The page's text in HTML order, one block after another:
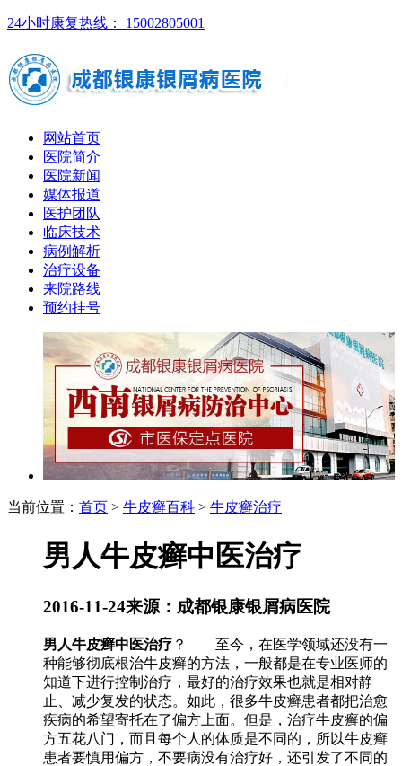
24小时康复热线： 15002805001
网站首页
医院简介
医院新闻
媒体报道
医护团队
临床技术
病例解析
治疗设备
来院路线
预约挂号
当前位置： 首页 > 牛皮癣百科 > 牛皮癣治疗
男人牛皮癣中医治疗
2016-11-24来源：成都银康银屑病医院
男人牛皮癣中医治疗 ？ 至今，在医学领域还没有一
种能够彻底根治牛皮癣的方法，一般都是在专业医师的
知道下进行控制治疗，最好的治疗效果也就是相对静
止、减少复发的状态。如此，很多牛皮癣患者都把治愈
疾病的希望寄托在了偏方上面。但是，治疗牛皮癣的偏
方五花八门，而且每个人的体质是不同的，所以牛皮癣
患者要慎用偏方，不要病没有治疗好，还引发了不同的